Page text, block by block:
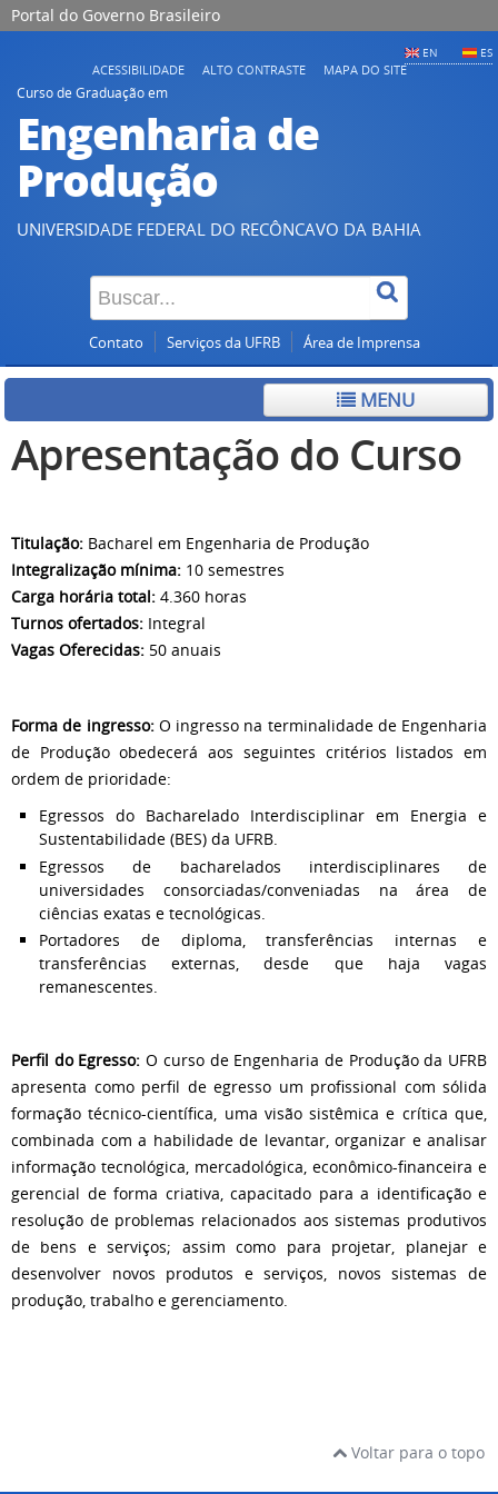
Portal do Governo Brasileiro
EN ES
ACESSIBILIDADE ALTO CONTRASTE
MAPA DO SITE
Curso de Graduação em
Engenharia de
Produção
UNIVERSIDADE FEDERAL DO RECÔNCAVO DA BAHIA
Contato Serviços da UFRB Área de Imprensa
MENU
Apresentação do Curso
Titulação: Bacharel em Engenharia de Produção
Integralização mínima: 10 semestres
Carga horária total: 4.360 horas
Turnos ofertados: Integral
Vagas Oferecidas: 50 anuais
Forma de ingresso:O ingresso na terminalidade de Engenharia
de Produção obedecerá aos seguintes critérios listados em
ordem de prioridade:
Egressos do Bacharelado Interdisciplinar em Energia e
Sustentabilidade (BES) da UFRB.
Egressos de bacharelados interdisciplinares de
universidades consorciadas/conveniadas na área de
ciências exatas e tecnológicas.
Portadores de diploma, transferências internas e
transferências externas, desde que haja vagas
remanescentes.
Perfil do Egresso: O curso de Engenharia de Produção da UFRB
apresenta como perfil de egresso um profissional com sólida
formação técnico-científica, uma visão sistêmica e crítica que,
combinada com a habilidade de levantar, organizar e analisar
informação tecnológica, mercadológica, econômico-financeira e
gerencial de forma criativa, capacitado para a identificação e
resolução de problemas relacionados aos sistemas produtivos
de bens e serviços; assim como para projetar, planejar e
desenvolver novos produtos e serviços, novos sistemas de
produção, trabalho e gerenciamento.
Voltar para o topo